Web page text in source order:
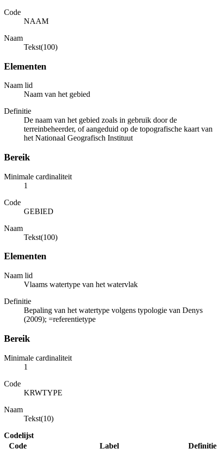
Code
NAAM
Naam
Tekst(100)
Elementen
Naam lid
Naam van het gebied
Definitie
De naam van het gebied zoals in gebruik door de
terreinbeheerder, of aangeduid op de topografische kaart van
het Nationaal Geografisch Instituut
Bereik
Minimale cardinaliteit
1
Code
GEBIED
Naam
Tekst(100)
Elementen
Naam lid
Vlaams watertype van het watervlak
Definitie
Bepaling van het watertype volgens typologie van Denys
(2009); =referentietype
Bereik
Minimale cardinaliteit
1
Code
KRWTYPE
Naam
Tekst(10)
Codelijst
Code
Label Definitie